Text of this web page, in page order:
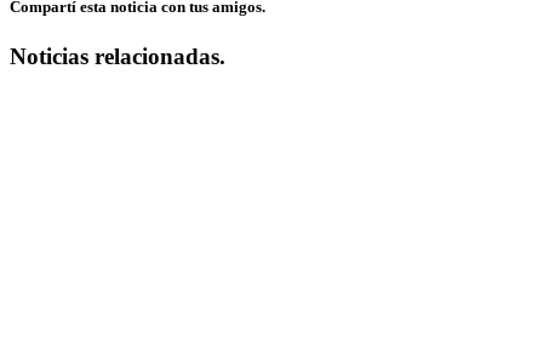
Compartí esta noticia con tus amigos.
Noticias relacionadas.